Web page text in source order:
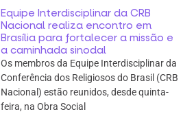
Equipe Interdisciplinar da CRB
Nacional realiza encontro em
Brasília para fortalecer a missão e
a caminhada sinodal
Os membros da Equipe Interdisciplinar da
Conferência dos Religiosos do Brasil (CRB
Nacional) estão reunidos, desde quinta-
feira, na Obra Social